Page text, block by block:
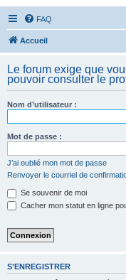
FAQ
Accueil
Le forum exige que
pouvoir consulter le
Nom d’utilisateur :
Mot de passe :
J’ai oublié mon mot de passe
Renvoyer le courriel de
Se souvenir de moi
Cacher mon statut en ligne
S’ENREGISTRER